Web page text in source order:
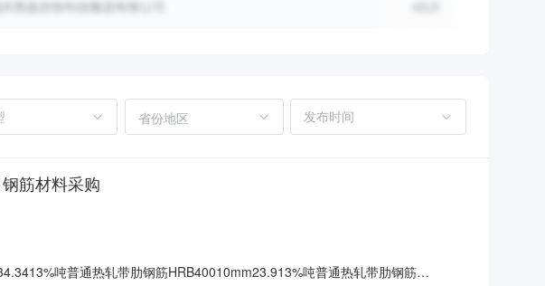
省份地区
筋材料采购
吨普通热轧带肋钢筋HRB40010mm23.913%吨普通热轧带肋钢筋